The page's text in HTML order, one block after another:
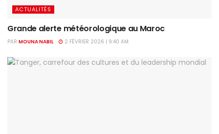
ACTUALITÉS
Grande alerte météorologique au Maroc
PAR MOUNA NABIL 2 FÉVRIER 2026 | 9:40 AM